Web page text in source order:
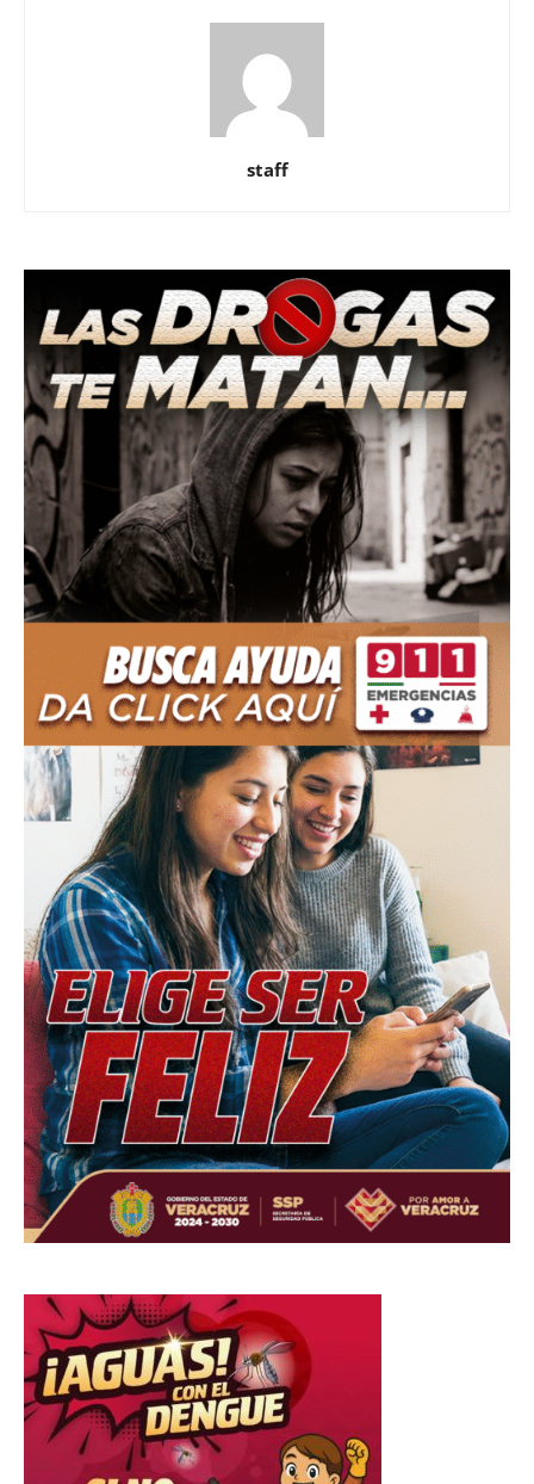
staff